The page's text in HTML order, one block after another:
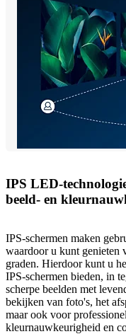
IPS LED-
beeld- en
IPS-schermen maken
waardoor u kunt genieten
graden. Hierdoor kunt u
IPS-schermen bieden, in
scherpe beelden met
bekijken van foto's, het
maar ook voor
kleurnauwkeurigheid en